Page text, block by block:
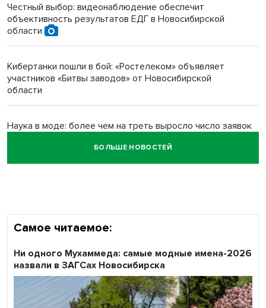
Новосибирский преподаватель с женой вошли в топ-16
многодетных в России
Обновлённое отделение ВТБ открылось в Искитиме
Честный выбор: видеонаблюдение обеспечит
объективность результатов ЕДГ в Новосибирской
области
Кибертанки пошли в бой: «Ростелеком» объявляет
участников «Битвы заводов» от Новосибирской
области
Наука в моде: более чем на треть выросло число заявок
БОЛЬШЕ НОВОСТЕЙ
Самое читаемое:
Ни одного Мухаммеда: самые модные имена-2026
назвали в ЗАГСах Новосибирска